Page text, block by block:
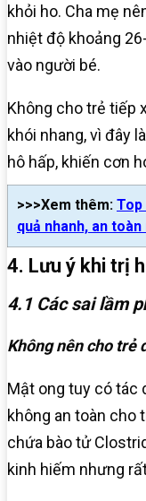
khỏi ho. Cha mẹ
nhiệt độ khoảng
vào người bé.
Không cho trẻ tiếp
khói nhang, vì đây
hô hấp, khiến cơn
>>>Xem thêm: Top
quả nhanh, an toàn
4. Lưu ý khi trị
4.1 Các sai lầm
Không nên cho trẻ
Mật ong tuy có tác
không an toàn cho
chứa bào tử
kinh hiếm nhưng